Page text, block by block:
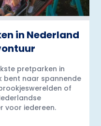
in Nederland
pretparken in
bent naar spannende
of
voor iedereen.